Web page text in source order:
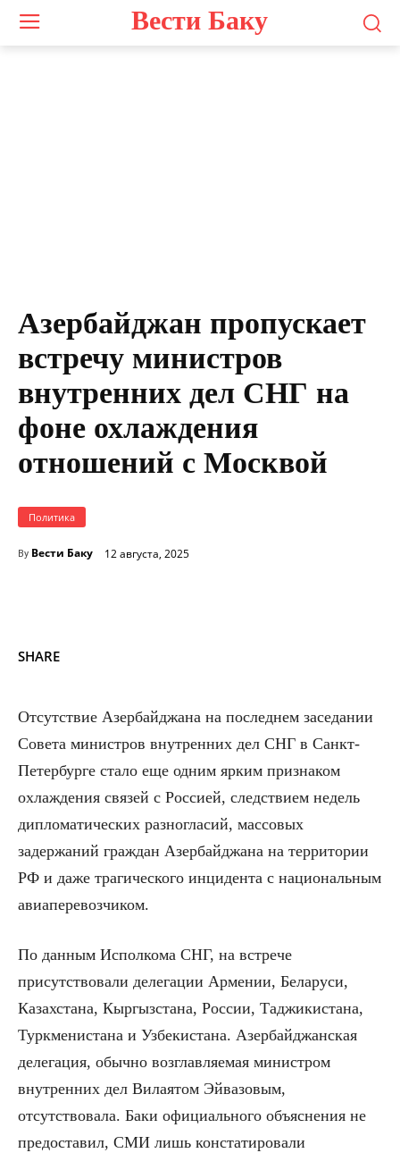
Вести Баку
Азербайджан пропускает
встречу министров
внутренних дел СНГ на
фоне охлаждения
отношений с Москвой
Политика
By Вести Баку 12 августа, 2025
SHARE
Отсутствие Азербайджана на последнем заседании
Совета министров внутренних дел СНГ в Санкт-
Петербурге стало еще одним ярким признаком
охлаждения связей с Россией, следствием недель
дипломатических разногласий, массовых
задержаний граждан Азербайджана на территории
РФ и даже трагического инцидента с национальным
авиаперевозчиком.
По данным Исполкома СНГ, на встрече
присутствовали делегации Армении, Беларуси,
Казахстана, Кыргызстана, России, Таджикистана,
Туркменистана и Узбекистана. Азербайджанская
делегация, обычно возглавляемая министром
внутренних дел Вилаятом Эйвазовым,
отсутствовала. Баки официального объяснения не
предоставил, СМИ лишь констатировали